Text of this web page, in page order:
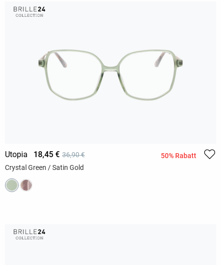
Utopia 18,45 € 36,90 €
50% Rabatt
Crystal Green / Satin Gold